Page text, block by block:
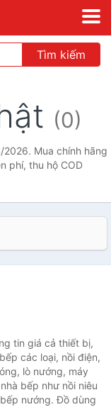
Tìm kiếm
(0)
Mua chính hãng
phí, thu hộ COD
tin giá cả thiết bị,
các loại, nồi điện,
lò nướng, máy
bếp như nồi niêu
nướng. Đồ dùng